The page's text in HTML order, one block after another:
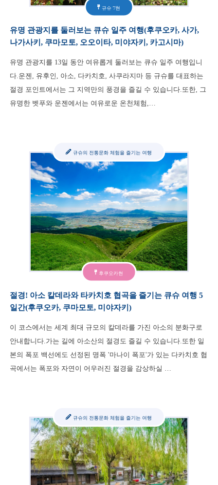
규슈 7현
유명 관광지를 둘러보는 큐슈 일주 여행(후쿠오카, 사가,
나가사키, 쿠마모토, 오오이타, 미야자키, 카고시마)
유명 관광지를 13일 동안 여유롭게 둘러보는 큐슈 일주 여행입니
다.운젠, 유후인, 아소, 다카치호, 사쿠라지마 등 규슈를 대표하는
절경 포인트에서는 그 지역만의 풍경을 즐길 수 있습니다.또한, 그
유명한 벳푸와 운젠에서는 여유로운 온천체험,…
후쿠오카현
규슈의 전통문화 체험을 즐기는 여행
절경! 아소 칼데라와 타카치호 협곡을 즐기는 큐슈 여행 5
일간(후쿠오카, 쿠마모토, 미야자키)
이 코스에서는 세계 최대 규모의 칼데라를 가진 아소의 분화구로
안내합니다.가는 길에 아소산의 절경도 즐길 수 있습니다.또한 일
본의 폭포 백선에도 선정된 명폭 '마나이 폭포'가 있는 다카치호 협
곡에서는 폭포와 자연이 어우러진 절경을 감상하실 …
규슈의 전통문화 체험을 즐기는 여행